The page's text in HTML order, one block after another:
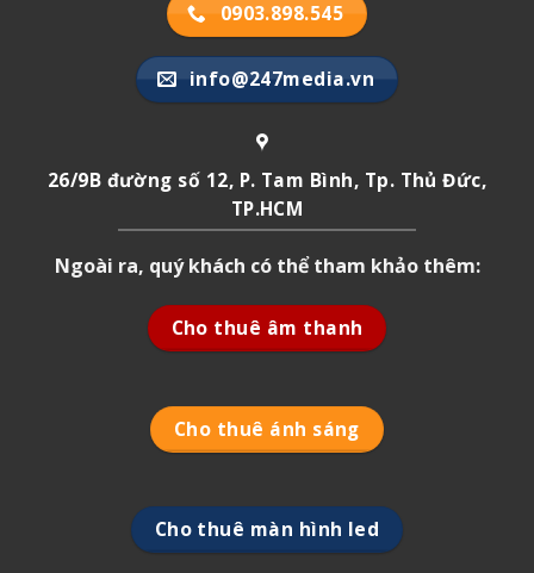
0903.898.545
info@247media.vn
26/9B đường số 12, P. Tam Bình, Tp. Thủ Đức,
TP.HCM
Ngoài ra, quý khách có thể tham khảo thêm:
Cho thuê âm thanh
Cho thuê ánh sáng
Cho thuê màn hình led